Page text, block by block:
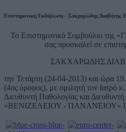
Επιστημονική Εκδήλωση - Σακχαρώδης Διαβήτης
Το Επιστημονικό Συμβούλιο
σας προσκαλεί σε
ΣΑΚΧΑΡΩΔΗΣ
την Τετάρτη (24-04-2013) και ώρα
(4ος όροφος), με ομιλητή τον Ιατρό
Διευθυντή Παθολογίας και
«ΒΕΝΙΖΕΛΕΙΟΥ - ΠΑΝΑΝΕΙΟΥ»